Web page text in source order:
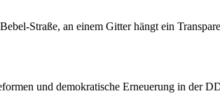
Straße, an einem Gitter hängt ein
und demokratische Erneuerung in der